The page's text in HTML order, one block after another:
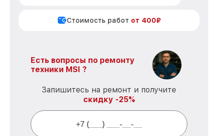
Стоимость работ от 400₽
Есть вопросы по ремонту
техники MSI ?
Запишитесь на ремонт и получите
скидку -25%